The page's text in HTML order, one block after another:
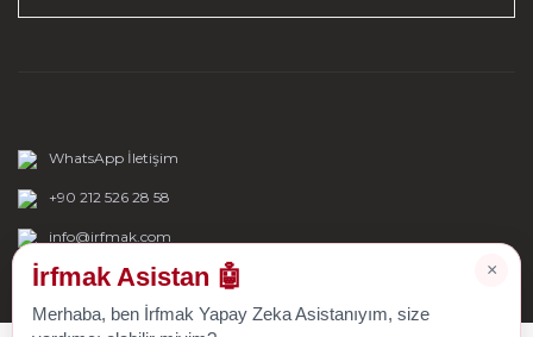
WhatsApp İletişim
+90 212 526 28 58
info@irfmak.com
×
İrfmak Asistan 🤖
Merhaba, ben İrfmak Yapay Zeka Asistanıyım, size